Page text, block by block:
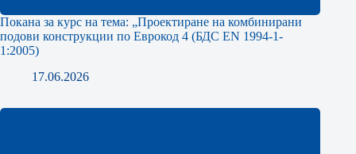
Покана за курс на тема: „Проектиране на комбинирани
подови конструкции по Еврокод 4 (БДС EN 1994-1-
1:2005)
17.06.2026